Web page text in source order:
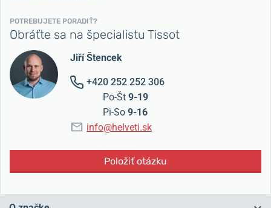
POTREBUJETE PORADIŤ?
Obráťte sa na špecialistu Tissot
Jiří Štencek
+420 252 252 306
Po-Št 9-19
Pi-So 9-16
info@helveti.sk
Položiť otázku